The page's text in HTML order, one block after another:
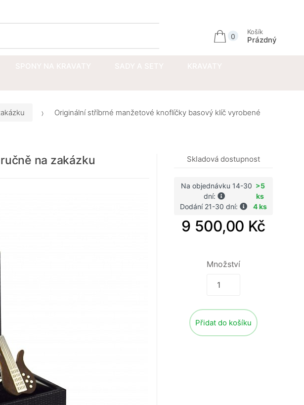
0
Košík
Prázdný
Originální stříbrné manžetové knoflíčky basový klíč vyrobené
na zakázku Skladová dostupnost
Na objednávku 14-30
dní:
>5
ks
Dodání 21-30 dní:
4 ks
9 500,00 Kč
Množství
Přidat do košíku